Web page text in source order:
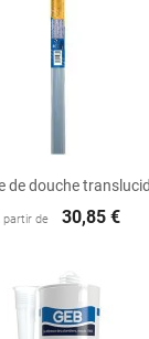
de douche
partir de 30,85 €